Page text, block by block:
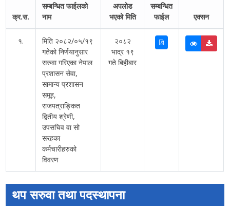
क्र.स.
सम्बन्धित फाईलको
नाम
अपलोड
भएको मिति
सम्बन्धित
फाईल
एक्सन
१.
मिति २०८२/०५/१९
गतेको निर्णयानुसार
सरुवा गरिएका नेपाल
प्रशासन सेवा,
सामान्य प्रशासन
समूह,
राजपत्राङ्कित
द्वितीय श्रेणी,
उपसचिव वा सो
सरहका
कर्मचारीहरुको
विवरण
२०८२
भाद्र १९
गते बिहीबार
थप सरुवा तथा पदस्थापना